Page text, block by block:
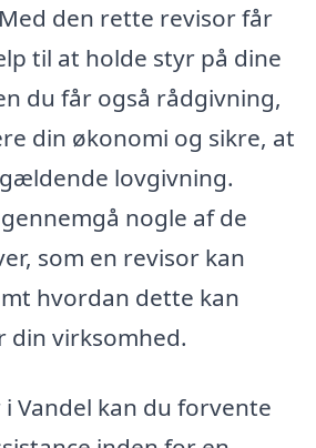
den rette revisor får
til at holde styr på dine
du får også rådgivning,
din økonomi og sikre, at
lovgivning.
nogle af de
som en revisor kan
hvordan dette kan
din virksomhed.
Vandel kan du forvente